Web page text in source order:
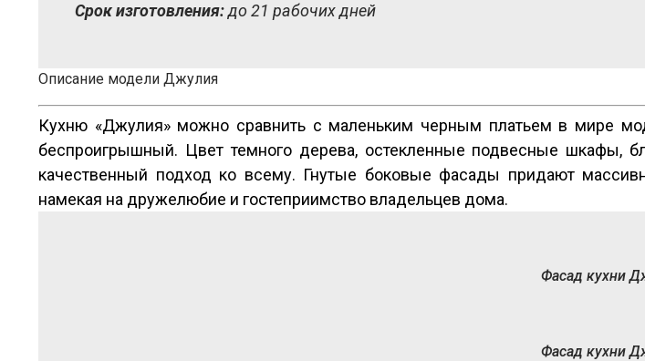
Срок изготовления:до 21 рабочих дней
Описание модели Джулия
Кухню «Джулия» можно сравнить с маленьким черным платьем в мире
беспроигрышный. Цвет темного дерева, остекленные подвесные шкафы,
качественный подход ко всему. Гнутые боковые фасады придают
намекая на дружелюбие и гостеприимство владельцев дома.
Фасад кухни
Фасад кухни